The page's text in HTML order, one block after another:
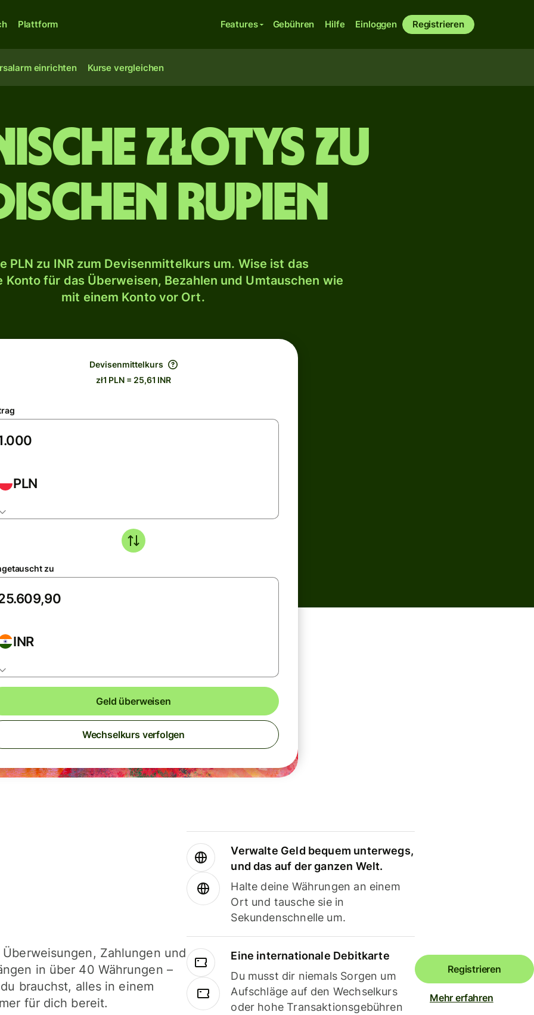
Plattform Features Gebühren Hilfe Einloggen Registrieren
einrichten Kurse vergleichen
Złotys zu
Rupien
PLN zu INR zum Devisenmittelkurs um. Wise ist das
Konto für das Überweisen, Bezahlen und Umtauschen wie
mit einem Konto vor Ort.
Devisenmittelkurs
zł1 PLN = 25,61 INR
PLN
zu
INR
Geld überweisen
Wechselkurs verfolgen
Zahlungen und
in über 40 Währungen –
brauchst, alles in einem
für dich bereit.
Verwalte Geld bequem unterwegs,
und das auf der ganzen Welt.
Halte deine Währungen an einem
Ort und tausche sie in
Sekundenschnelle um.
Eine internationale Debitkarte
Du musst dir niemals Sorgen um
Aufschläge auf den Wechselkurs
oder hohe Transaktionsgebühren
Registrieren
Mehr erfahren